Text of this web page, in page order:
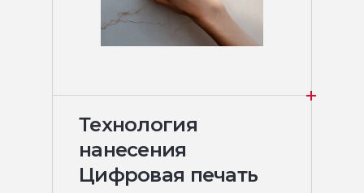
Технология
нанесения
Цифровая печать